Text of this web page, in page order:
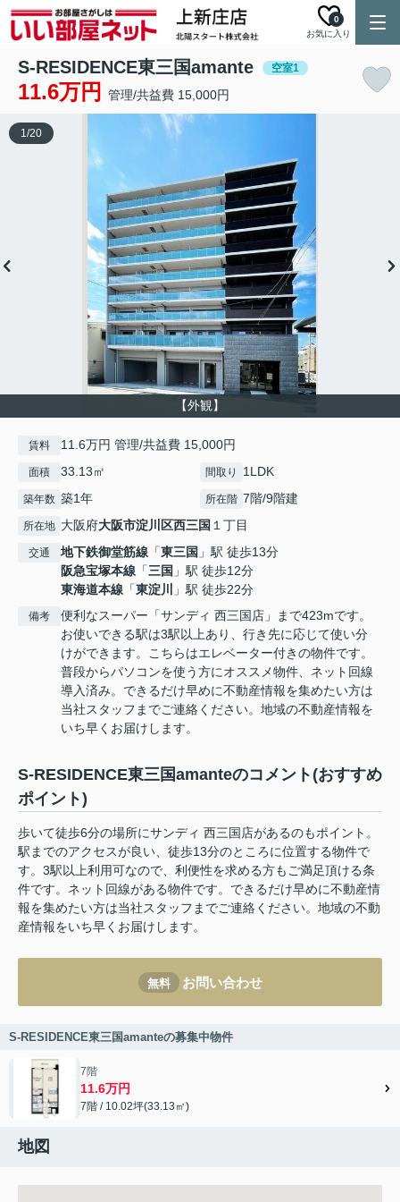
お気に入り
0
S-RESIDENCE東三国amante 空室1
11.6万円 管理/共益費 15,000円
【外観】
1/20
賃料 11.6万円 管理/共益費 15,000円
面積 33.13㎡ 間取り 1LDK
築年数 築1年 所在階 7階/9階建
所在地 大阪府大阪市淀川区西三国 １丁目
交通 地下鉄御堂筋線 「東三国 」駅 徒歩13分
阪急宝塚本線 「三国 」駅 徒歩12分
東海道本線 「東淀川 」駅 徒歩22分
備考
便利なスーパー「サンディ 西三国店」まで423mです。
お使いできる駅は3駅以上あり、行き先に応じて使い分
けができます。こちらはエレベーター付きの物件です。
普段からパソコンを使う方にオススメ物件、ネット回線
導入済み。できるだけ早めに不動産情報を集めたい方は
当社スタッフまでご連絡ください。地域の不動産情報を
いち早くお届けします。
S-RESIDENCE東三国amanteのコメント(おすすめ
ポイント)
歩いて徒歩6分の場所にサンディ 西三国店があるのもポイント。
駅までのアクセスが良い、徒歩13分のところに位置する物件で
す。3駅以上利用可なので、利便性を求める方もご満足頂ける条
件です。ネット回線がある物件です。できるだけ早めに不動産情
報を集めたい方は当社スタッフまでご連絡ください。地域の不動
産情報をいち早くお届けします。
無料 お問い合わせ
S-RESIDENCE東三国amanteの募集中物件
7階
11.6万円
7階 / 10.02坪(33.13㎡)
地図